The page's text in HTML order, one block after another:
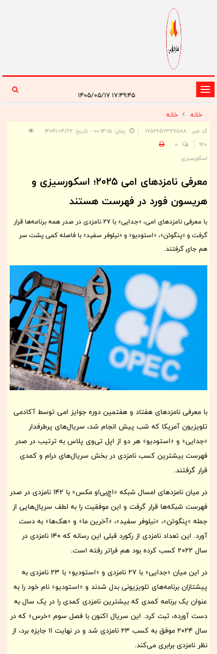
تغییر
وضعیت
ناوبری
۱۷:۴۹:۴۵ ۱۴۰۵/۰۵/۱۷
خانه
خانه
کد خبر : 1752657327588
زمان: ۰۰:۱۴:۱۵ - تاریخ: ۱۴۰۴/۰۴/۲۶
920
0
اسکورسیزی
معرفی نامزدهای امی ۲۰۲۵؛ اسکورسیزی و
هریسون فورد در فهرست هستند
با معرفی نامزدهای امی، «جدایی» با ۲۷ نامزدی در صدر همه برنامه‌ها قرار
گرفت و «پنگوئن»، «استودیو» و «نیلوفر سفید» با فاصله کمی پشت سر
هم جای گرفتند.
با معرفی نامزدهای هفتاد و هفتمین دوره جوایز امی توسط آکادمی
تلویزیون آمریکا که شب پیش انجام شد، سریال‌های پرطرفدار
«جدایی» و «استودیو» هر دو از اپل تی‌وی پلاس به ترتیب در صدر
فهرست بیشترین کسب نامزدی در بخش سریال‌های درام و کمدی
قرار گرفتند.
در میان نامزدهای امسال شبکه «اچ‌بی‌او مکس» با 142 نامزدی در صدر
فهرست شبکه‌ها قرار گرفت و این موفقیت را به لطف سریال‌هایی از
جمله «پنگوئن»، «نیلوفر سفید»، «آخرین ما» و «هک‌ها» به دست
آورد. این تعداد نامزدی از رکورد قبلی این رسانه که 140 نامزدی در
سال 2022 کسب کرده بود هم فراتر رفته است.
در این میان «جدایی» با 27 نامزدی و «استودیو» با 23 نامزدی به
پیشتازان برنامه‌های تلویزیونی بدل شدند و «استودیو» نام خود را به
عنوان یک برنامه کمدی که بیشترین نامزدی کمدی را در یک سال به
دست آورده، ثبت کرد. این سریال اکنون با فصل سوم «خرس» که در
سال 2024 موفق به کسب 23 نامزدی شد و در نهایت 11 جایزه برد، از
نظر نامزدی برابری می‌کند.